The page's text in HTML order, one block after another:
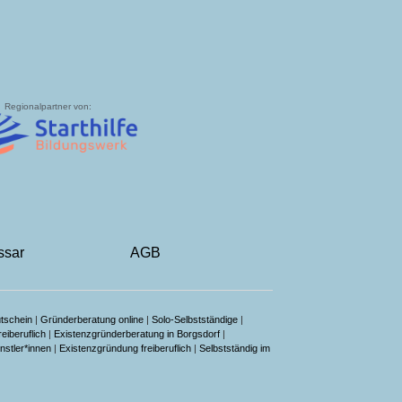
Regionalpartner von:
AGB
| Gründerberatung online | Solo-Selbstständige |
| Existenzgründerberatung in Borgsdorf |
| Existenzgründung freiberuflich | Selbstständig im